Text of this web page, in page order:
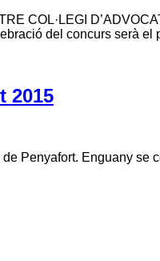
COL·LEGI
del concurs serà
2015
Penyafort. Enguany